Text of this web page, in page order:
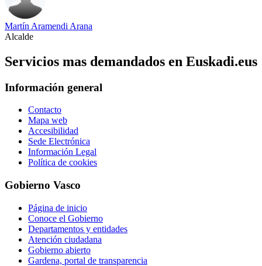
Martín Aramendi Arana
Alcalde
Servicios mas demandados en Euskadi.eus
Información general
Contacto
Mapa web
Accesibilidad
Sede Electrónica
Información Legal
Política de cookies
Gobierno Vasco
Página de inicio
Conoce el Gobierno
Departamentos y entidades
Atención ciudadana
Gobierno abierto
Gardena, portal de transparencia